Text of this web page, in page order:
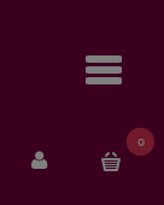
0